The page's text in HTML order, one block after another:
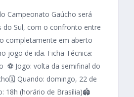
Campeonato Gaúcho será
do Sul, com o confronto entre
completamente em aberto
jogo de ida. Ficha Técnica:
⚽ Jogo: volta da semifinal do
Quando: domingo, 22 de
18h (horário de Brasília)🏟️